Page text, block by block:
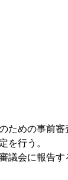
めの事前審
を行う。
会に報告す